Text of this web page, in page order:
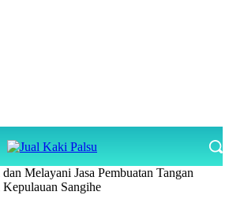
Melayani Jasa Pembuatan Tangan
Sangihe